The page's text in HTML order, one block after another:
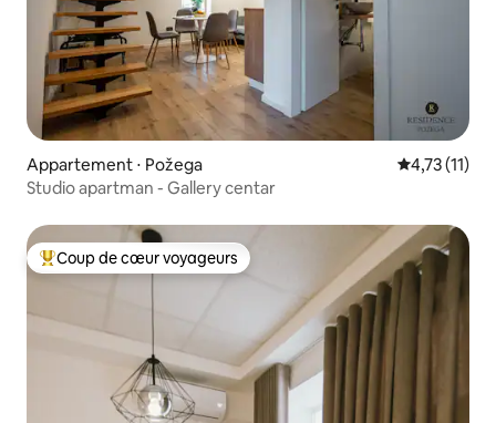
Appartement ⋅ Požega Évaluation
4,73 (11)
Studio apartman - Gallery centar
Coups de cœur voyageurs les plus appréciés
Coup de cœur voyageurs